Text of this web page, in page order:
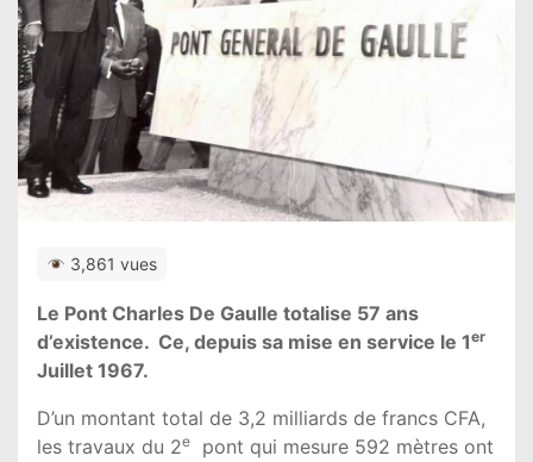
3,861 vues
Le Pont Charles De Gaulle totalise 57 ans
d’existence. Ce, depuis sa mise en service le 1er
Juillet 1967.
D’un montant total de 3,2 milliards de francs CFA,
les travaux du 2e
pont qui mesure 592 mètres ont